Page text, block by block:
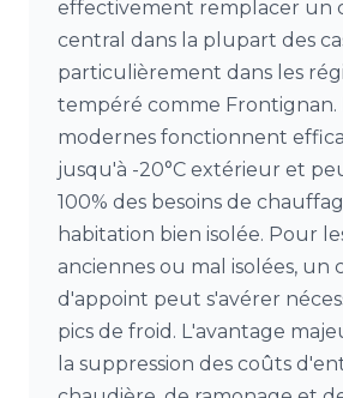
effectivement remplacer un
central dans la plupart des
particulièrement dans les
tempéré comme Frontignan.
modernes fonctionnent
jusqu'à -20°C extérieur et
100% des besoins de
habitation bien isolée. Pour
anciennes ou mal isolées, un
d'appoint peut s'avérer
pics de froid. L'avantage
la suppression des coûts